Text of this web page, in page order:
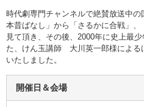
時代劇専門チャンネルで絶賛放送中
本昔ばなし」から「さるかに合戦」
見て頂き、その後、2000年に史上最
た、けん玉講師 大川英一郎様による
いたしました。
開催日＆会場